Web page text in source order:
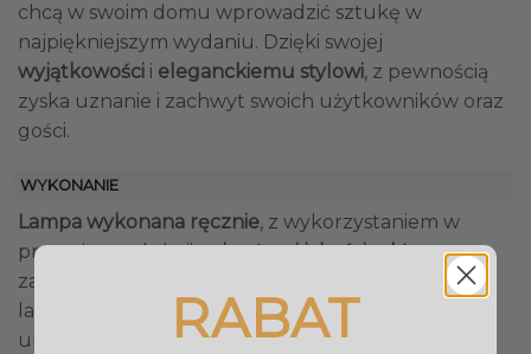
chcą w swoim domu wprowadzić sztukę w
najpiękniejszym wydaniu. Dzięki swojej
wyjątkowości i eleganckiemu stylowi, z pewnością
zyska uznanie i zachwyt swoich użytkowników oraz
gości.
WYKONANIE
Lampa wykonana ręcznie, z wykorzystaniem w
procesie produkcjinajwyższej jakości szkłaoraz z
zadbaniem o najmniejszy detal, tak aby mogła
latami zachwycać Cię swoją jakością oraz
unikalnością.
RABAT